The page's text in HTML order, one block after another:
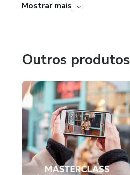
Mostrar mais
Outros